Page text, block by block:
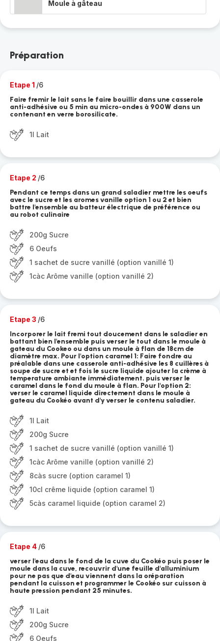
Moule à gâteau
Préparation
Etape 1 /6
Faire fremir le lait sans le faire bouillir dans une casserole
anti-adhésive ou 5 min au micro-ondes à 900W dans un
contenant en verre borosilicate.
1l Lait
Etape 2 /6
Pendant ce temps dans un grand saladier mettre les oeufs
avec le sucre et les aromes vanille option 1 ou 2 et bien
battre l'ensemble au batteur électrique de préférence ou
au robot culinaire
200g Sucre
6 Oeufs
1 sachet de sucre vanillé (option vanillé 1)
1càc Arôme vanille (option vanillé 2)
Etape 3 /6
Incorporer le lait fremi tout doucement dans le saladier en
battant bien l'ensemble puis verser le tout dans le moule à
gateau du Cookeo ou dans un moule à flan de 18cm de
diamètre max. Pour l'option caramel 1: Faire fondre au
préalable dans une casserole anti-adhésive les 8 cuillères à
soupe de sucre et et fois le sucre liquide ajouter la crème à
temperature ambiante immédiatement. puis verser le
caramel dans le fond du moule à flan. Pour l'option 2:
verser le caramel liquide directement dans le moule à
gateau du Cookéo avant d'y verser le contenu saladier.
1l Lait
200g Sucre
1 sachet de sucre vanillé (option vanillé 1)
1càc Arôme vanille (option vanillé 2)
8càs sucre (option caramel 1)
10cl crême liquide (option caramel 1)
5càs caramel liquide (option caramel 2)
Etape 4 /6
verser l'eau dans le fond de la cuve du Cookéo puis poser le
moule dans la cuve, recouvrir d'une feuille d'alluminium
pour ne pas que d'eau viennent dans la oréparation
pendant la cuisson et programmer le Cookéo sur cuisson à
haute pression pendant 25 minutes.
1l Lait
200g Sucre
6 Oeufs